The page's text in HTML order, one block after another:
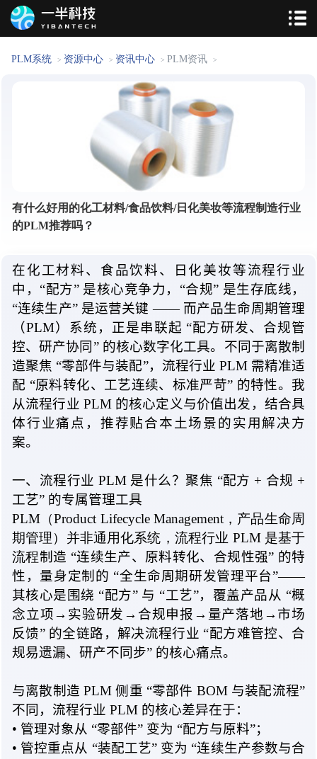
PLM系统 > 资源中心 > 资讯中心 > PLM资讯 >
有什么好用的化工材料/食品饮料/日化美妆等流程制造行业
的PLM推荐吗？
在化工材料、食品饮料、日化美妆等流程行业
中，“配方” 是核心竞争力，“合规” 是生存底线，
“连续生产” 是运营关键 —— 而产品生命周期管理
（PLM）系统，正是串联起 “配方研发、合规管
控、研产协同” 的核心数字化工具。不同于离散制
造聚焦 “零部件与装配”，流程行业 PLM 需精准适
配 “原料转化、工艺连续、标准严苛” 的特性。我
从流程行业 PLM 的核心定义与价值出发，结合具
体行业痛点，推荐贴合本土场景的实用解决方
案。
一、流程行业 PLM 是什么？聚焦 “配方 + 合规 +
工艺” 的专属管理工具
PLM（Product Lifecycle Management，产品生命周
期管理）并非通用化系统，流程行业 PLM 是基于
流程制造 “连续生产、原料转化、合规性强” 的特
性，量身定制 的 “全生命周期研发管理平台”——
其核心是 围绕 “配方” 与 “工艺”，覆盖产品从 “概
念立项→实验研发→合规申报→量产落地→市场
反馈” 的全链路，解决流程行业 “配方难管控、合
规易遗漏、研产不同步” 的核心痛点。
与离散制造 PLM侧重 “零部件 BOM 与装配流程”
不同 ，流程行业 PLM 的核心差异在于：
• 管理对象从 “零部件” 变为 “配方与原料”；
• 管控重点从 “装配工艺” 变为 “连续生产参数与合